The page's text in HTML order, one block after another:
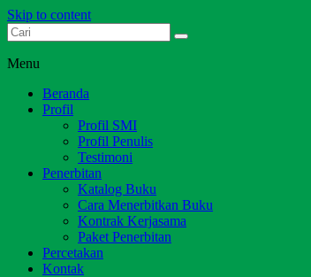
Skip to content
Dari Jambi untuk Indonesia
Menu
Beranda
Profil
Profil SMI
Profil Penulis
Testimoni
Penerbitan
Katalog Buku
Cara Menerbitkan Buku
Kontrak Kerjasama
Paket Penerbitan
Percetakan
Kontak